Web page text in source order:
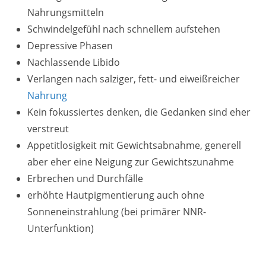
Nahrungsmitteln
Schwindelgefühl nach schnellem aufstehen
Depressive Phasen
Nachlassende Libido
Verlangen nach salziger, fett- und eiweißreicher
Nahrung
Kein fokussiertes denken, die Gedanken sind eher
verstreut
Appetitlosigkeit mit Gewichtsabnahme, generell
aber eher eine Neigung zur Gewichtszunahme
Erbrechen und Durchfälle
erhöhte Hautpigmentierung auch ohne
Sonneneinstrahlung (bei primärer NNR-
Unterfunktion)